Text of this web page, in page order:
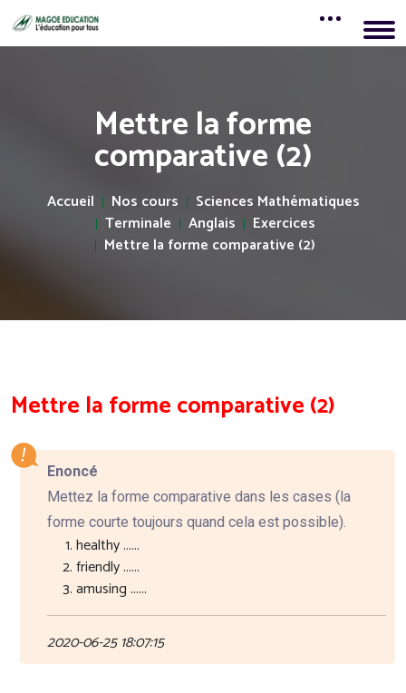
Mettre la forme
comparative (2)
Accueil Nos cours
Sciences Mathématiques
Terminale
Anglais
Exercices
Mettre la forme comparative (2)
Mettre la forme comparative (2)
Enoncé
Mettez la forme comparative dans les cases (la
forme courte toujours quand cela est possible).
healthy ......
friendly ......
amusing ......
2020-06-25 18:07:15